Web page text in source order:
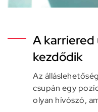
A
kezdődik
Az
csupán egy
olyan hívószó,